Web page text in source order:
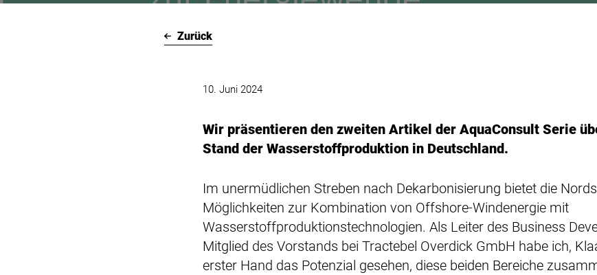
Zurück
10. Juni 2024
Wir präsentieren den zweiten Artikel der AquaConsult Serie
Stand der Wasserstoffproduktion in Deutschland.
Im unermüdlichen Streben nach Dekarbonisierung bietet die
Möglichkeiten zur Kombination von Offshore-Windenergie mit
Wasserstoffproduktionstechnologien. Als Leiter des Business
Mitglied des Vorstands bei Tractebel Overdick GmbH habe ich,
erster Hand das Potenzial gesehen, diese beiden Bereiche